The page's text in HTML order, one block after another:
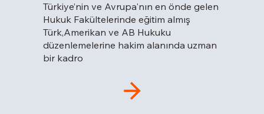
Türkiye’nin ve Avrupa'nın en önde gelen
Hukuk Fakültelerinde eğitim almış
Türk,Amerikan ve AB Hukuku
düzenlemelerine hakim alanında uzman
bir kadro